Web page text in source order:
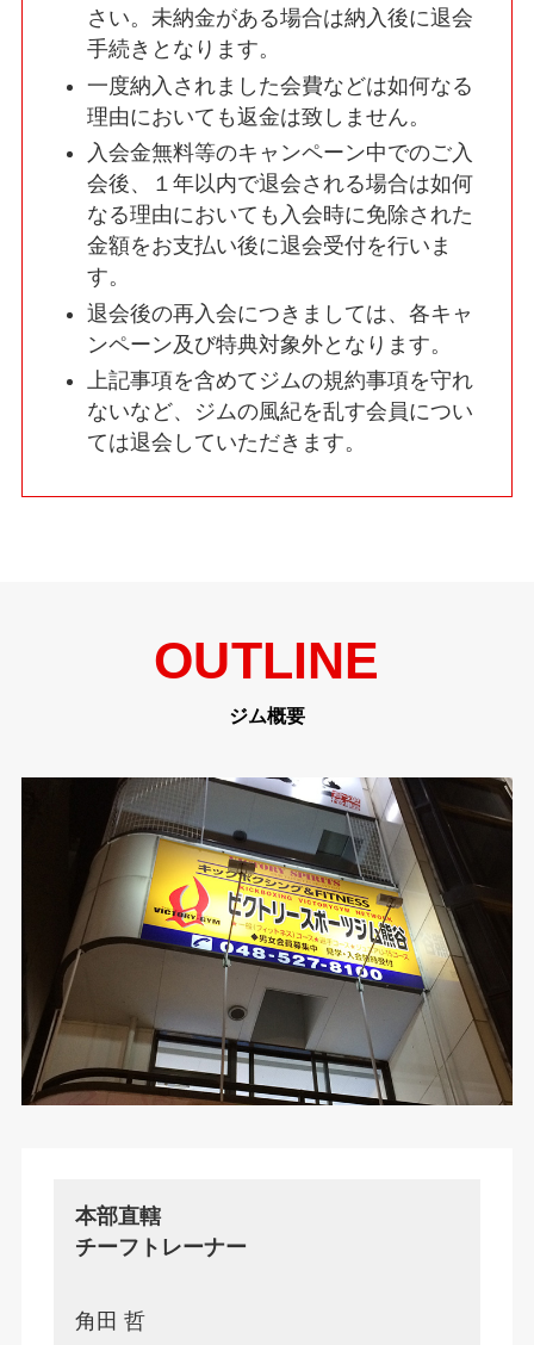
さい。未納金がある場合は納入後に退会
手続きとなります。
一度納入されました会費などは如何なる
理由においても返金は致しません。
入会金無料等のキャンペーン中でのご入
会後、１年以内で退会される場合は如何
なる理由においても入会時に免除された
金額をお支払い後に退会受付を行いま
す。
退会後の再入会につきましては、各キャ
ンペーン及び特典対象外となります。
上記事項を含めてジムの規約事項を守れ
ないなど、ジムの風紀を乱す会員につい
ては退会していただきます。
OUTLINE
ジム概要
本部直轄
チーフトレーナー
角田 哲